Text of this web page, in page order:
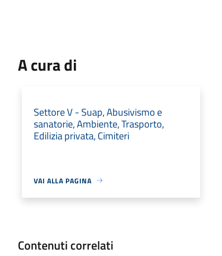
A cura di
Settore V - Suap, Abusivismo e
sanatorie, Ambiente, Trasporto,
Edilizia privata, Cimiteri
VAI ALLA PAGINA
Contenuti correlati